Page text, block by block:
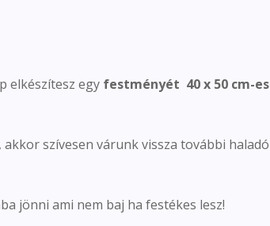
elkészítesz egy festményét 40 x 50 cm-es
szívesen várunk vissza további haladó
jönni ami nem baj ha festékes lesz!